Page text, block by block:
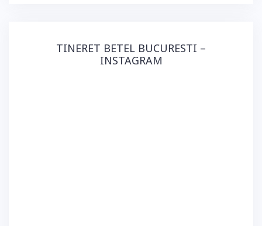
TINERET BETEL BUCURESTI –
INSTAGRAM